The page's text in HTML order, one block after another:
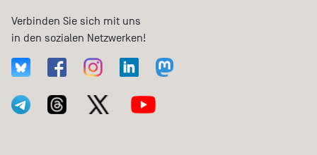
Verbinden Sie sich mit uns
in den sozialen Netzwerken!